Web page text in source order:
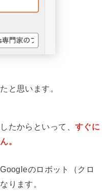
と思います。
たからといって、 すぐに
。
のロボット（クロ
ります。